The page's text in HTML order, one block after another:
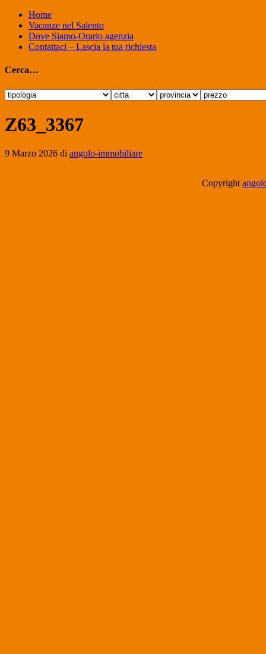
Home
Vacanze nel Salento
Dove Siamo-Orario agenzia
Contattaci – Lascia la tua richiesta
Cerca…
Z63_3367
9 Marzo 2026 di angolo-immobiliare
Copyright